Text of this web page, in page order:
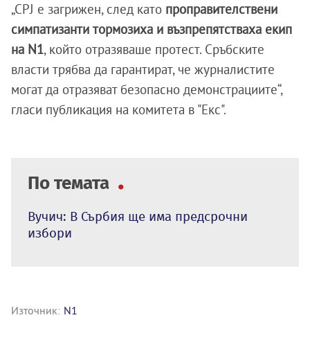
„CPJ е загрижен, след като проправителствени
симпатизанти тормозиха и възпрепятстваха екип
на N1, който отразяваше протест. Сръбските
власти трябва да гарантират, че журналистите
могат да отразяват безопасно демонстрациите“,
гласи публикация на комитета в "Екс".
По темата
Вучич: В Сърбия ще има предсрочни
избори
Източник: N1